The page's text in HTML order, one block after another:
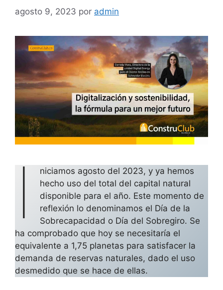
agosto 9, 2023 por admin
I
niciamos agosto del 2023, y ya hemos
hecho uso del total del capital natural
disponible para el año. Este momento de
reflexión lo denominamos el Día de la
Sobrecapacidad o Día del Sobregiro. Se
ha comprobado que hoy se necesitaría el
equivalente a 1,75 planetas para satisfacer la
demanda de reservas naturales, dado el uso
desmedido que se hace de ellas.